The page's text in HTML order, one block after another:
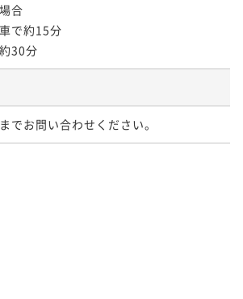
合
で約15分
30分
でお問い合わせください。